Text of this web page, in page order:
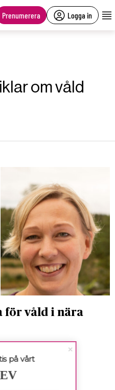
Prenumerera Logga in
om våld
för våld i nära
på vårt